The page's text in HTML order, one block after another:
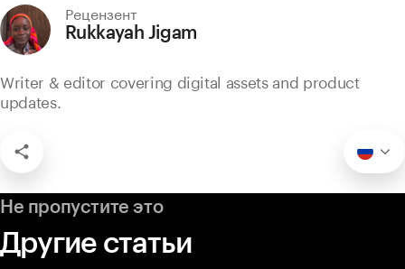
Рецензент
Rukkayah Jigam
Writer & editor covering digital assets and product
updates.
Не пропустите это
Другие статьи